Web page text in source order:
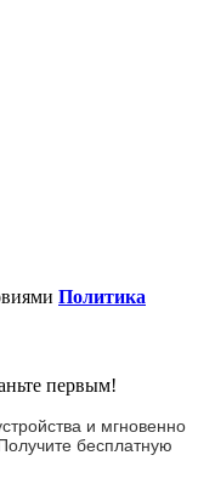
Политика
первым!
и мгновенно
бесплатную